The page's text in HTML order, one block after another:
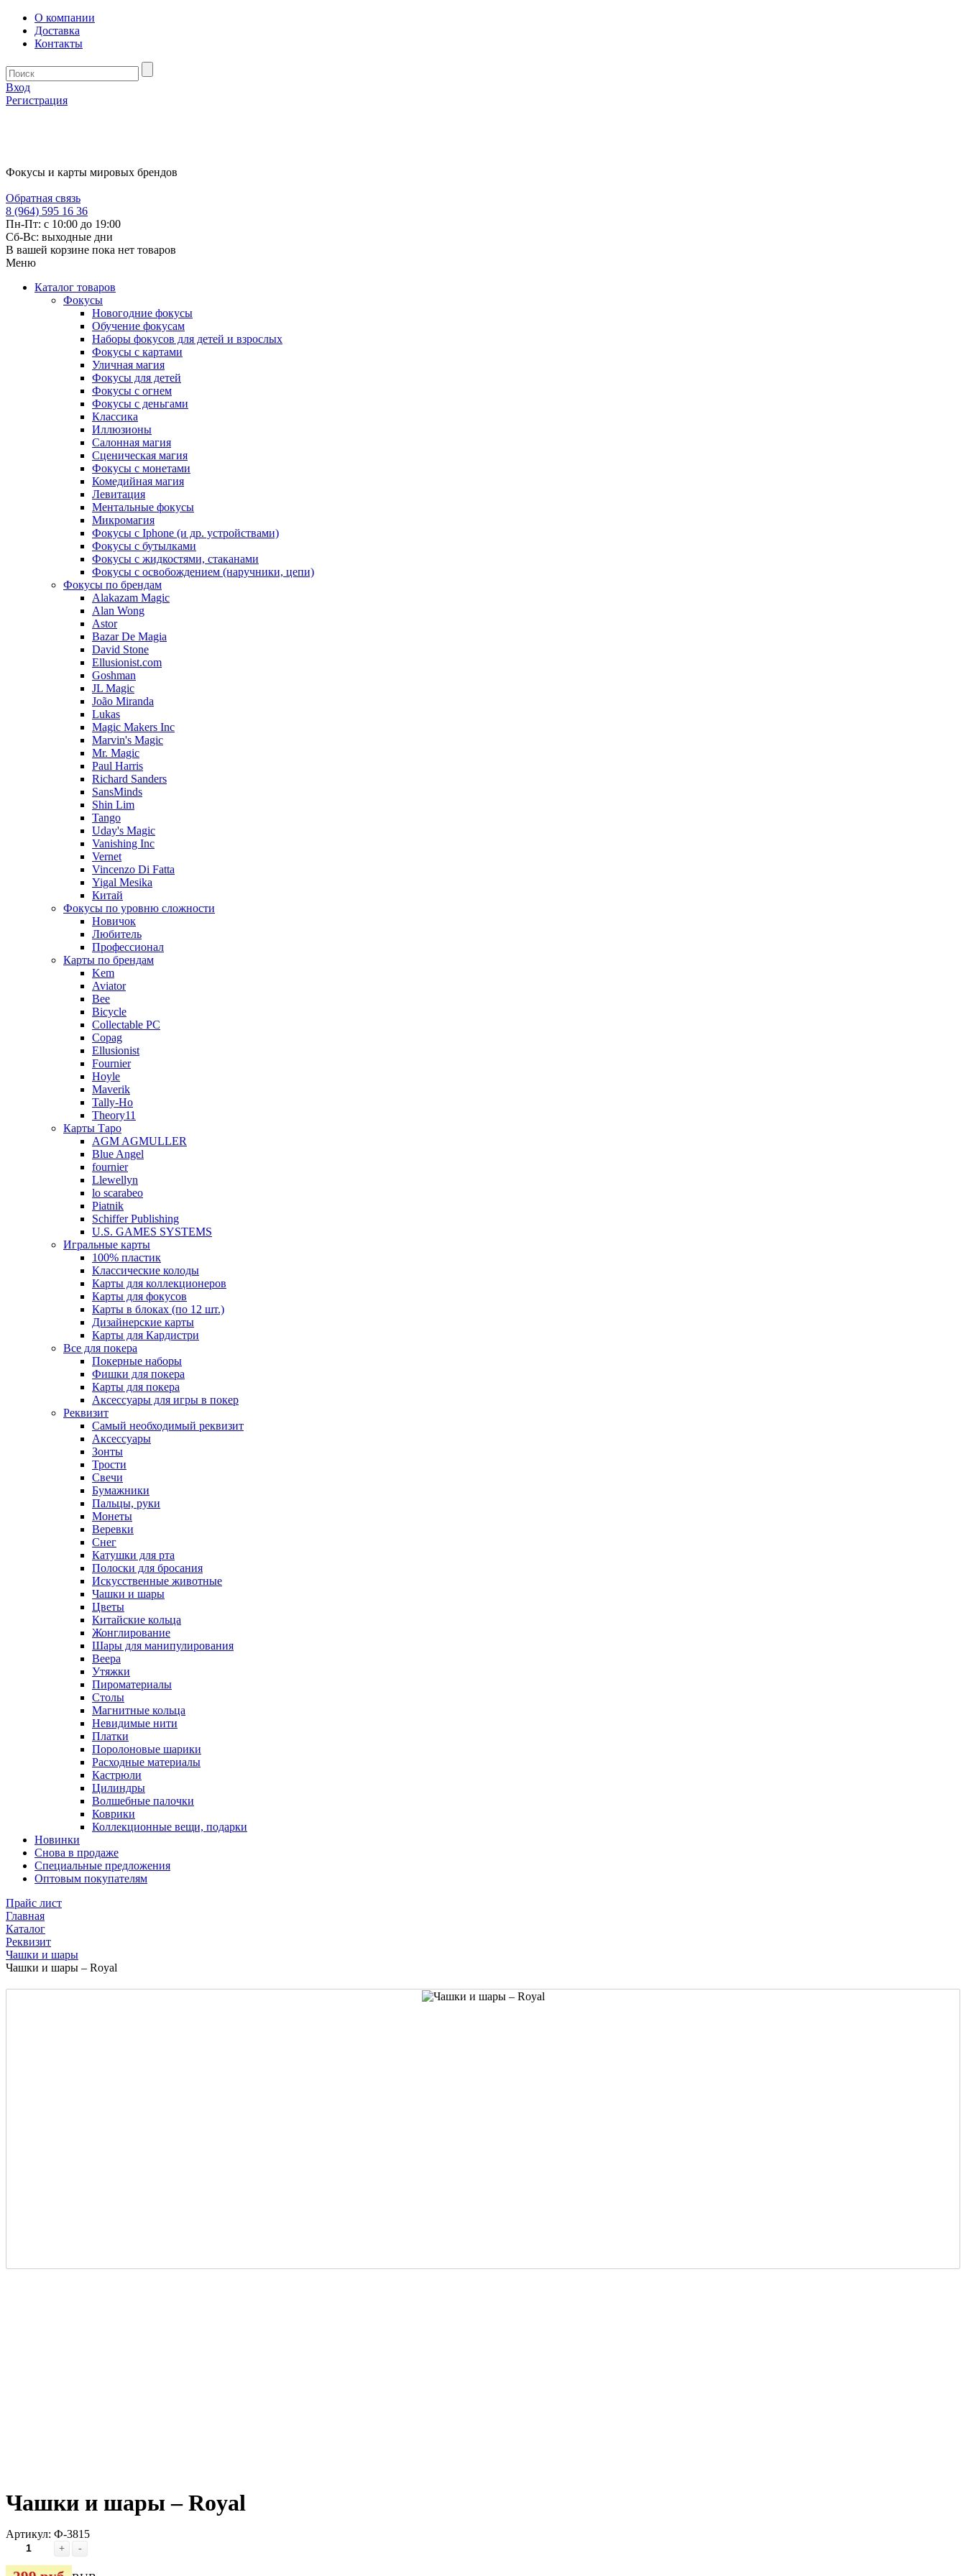
О компании
Доставка
Контакты
Вход
Регистрация
Фокусы и карты мировых брендов
Обратная связь
8 (964) 595 16 36
Пн-Пт: с 10:00 до 19:00
Сб-Вс: выходные дни
В вашей корзине пока нет товаров
Меню
Каталог товаров
Фокусы
Новогодние фокусы
Обучение фокусам
Наборы фокусов для детей и взрослых
Фокусы с картами
Уличная магия
Фокусы для детей
Фокусы с огнем
Фокусы с деньгами
Классика
Иллюзионы
Салонная магия
Сценическая магия
Фокусы с монетами
Комедийная магия
Левитация
Ментальные фокусы
Микромагия
Фокусы с Iphone (и др. устройствами)
Фокусы с бутылками
Фокусы с жидкостями, стаканами
Фокусы с освобождением (наручники, цепи)
Фокусы по брендам
Alakazam Magic
Alan Wong
Astor
Bazar De Magia
David Stone
Ellusionist.com
Goshman
JL Magic
João Miranda
Lukas
Magic Makers Inc
Marvin's Magic
Mr. Magic
Paul Harris
Richard Sanders
SansMinds
Shin Lim
Tango
Uday's Magic
Vanishing Inc
Vernet
Vincenzo Di Fatta
Yigal Mesika
Китай
Фокусы по уровню сложности
Новичок
Любитель
Профессионал
Карты по брендам
Kem
Aviator
Bee
Bicycle
Collectable PC
Copag
Ellusionist
Fournier
Hoyle
Maverik
Tally-Ho
Theory11
Карты Таро
AGM AGMULLER
Blue Angel
fournier
Llewellyn
lo scarabeo
Piatnik
Schiffer Publishing
U.S. GAMES SYSTEMS
Игральные карты
100% пластик
Классические колоды
Карты для коллекционеров
Карты для фокусов
Карты в блоках (по 12 шт.)
Дизайнерские карты
Карты для Кардистри
Все для покера
Покерные наборы
Фишки для покера
Карты для покера
Аксессуары для игры в покер
Реквизит
Самый необходимый реквизит
Аксессуары
Зонты
Трости
Свечи
Бумажники
Пальцы, руки
Монеты
Веревки
Снег
Катушки для рта
Полоски для бросания
Искусственные животные
Чашки и шары
Цветы
Китайские кольца
Жонглирование
Шары для манипулирования
Веера
Утяжки
Пироматериалы
Столы
Магнитные кольца
Невидимые нити
Платки
Поролоновые шарики
Расходные материалы
Кастрюли
Цилиндры
Волшебные палочки
Коврики
Коллекционные вещи, подарки
Новинки
Снова в продаже
Специальные предложения
Оптовым покупателям
Прайс лист
Главная
Каталог
Реквизит
Чашки и шары
Чашки и шары – Royal
Чашки и шары – Royal
Артикул: Ф-3815
+ -